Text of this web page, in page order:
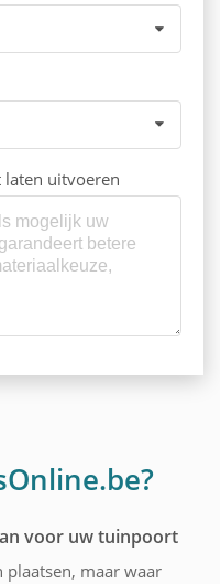
uitvoeren
voor uw tuinpoort
maar waar